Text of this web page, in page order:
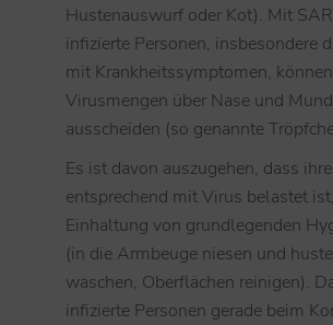
Hustenauswurf oder Kot). Mit
infizierte Personen, insbesondere
mit Krankheitssymptomen,
Virusmengen über Nase und Mund
ausscheiden (so genannte
Es ist davon auszugehen, dass
entsprechend mit Virus belastet
Einhaltung von grundlegenden
(in die Armbeuge niesen und
waschen, Oberflächen reinigen).
infizierte Personen gerade beim